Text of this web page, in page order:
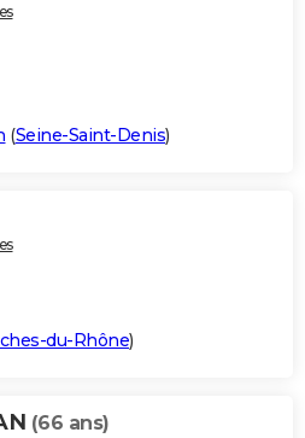
(Seine-Saint-Denis)
du-Rhône)
(66 ans)